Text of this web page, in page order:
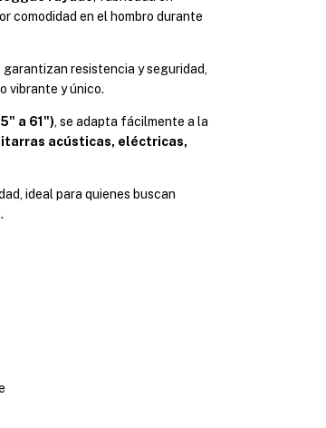
comodidad en el hombro durante
garantizan resistencia y seguridad,
vibrante y único.
a 61"), se adapta fácilmente a la
acústicas, eléctricas,
ideal para quienes buscan